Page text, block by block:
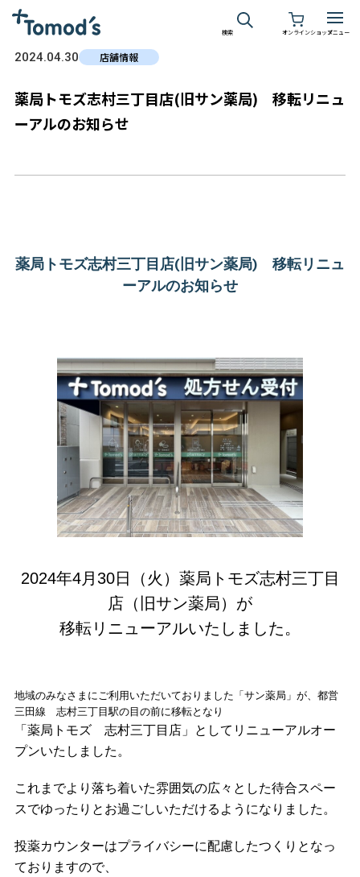
検索 オンラインショップメニュー
2024.04.30 店舗情報
薬局トモズ志村三丁目店(旧サン薬局) 移転リニュ
ーアルのお知らせ
薬局トモズ志村三丁目店(旧サン薬局) 移転リニュ
ーアルのお知らせ
2024年4月30日（火）薬局トモズ志村三丁目
店（旧サン薬局）が
移転リニューアルいたしました。
地域のみなさまにご利用いただいておりました「サン薬局」が、都営
三田線 志村三丁目駅の目の前に移転となり
「薬局トモズ 志村三丁目店」としてリニューアルオー
プンいたしました。
これまでより落ち着いた雰囲気の広々とした待合スペー
スでゆったりとお過ごしいただけるようになりました。
投薬カウンターはプライバシーに配慮したつくりとなっ
ておりますので、